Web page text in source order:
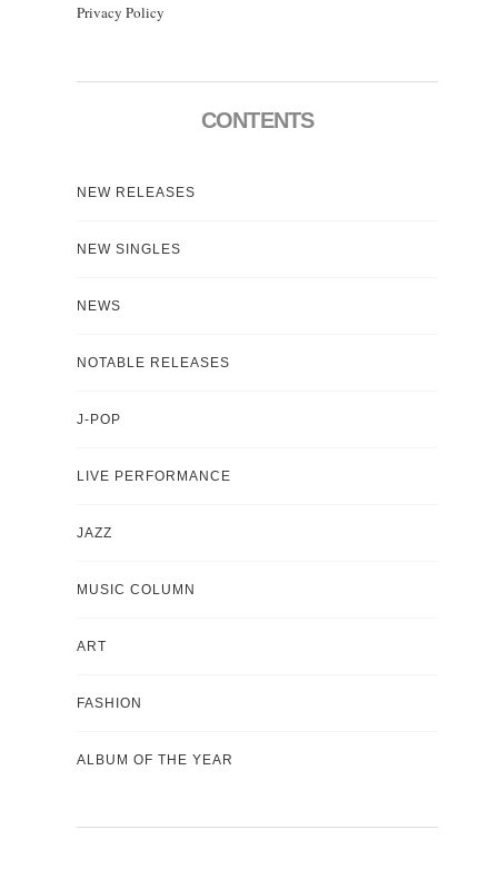
Privacy Policy
CONTENTS
NEW RELEASES
NEW SINGLES
NEWS
NOTABLE RELEASES
J-POP
LIVE PERFORMANCE
JAZZ
MUSIC COLUMN
ART
FASHION
ALBUM OF THE YEAR